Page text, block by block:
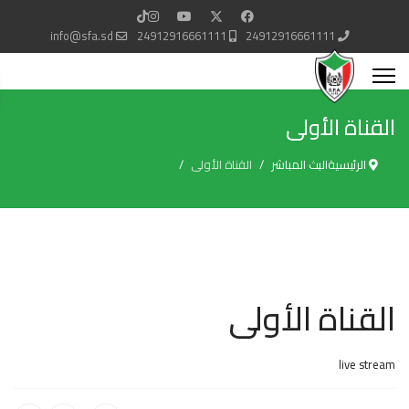
24912916661111
24912916661111
info@sfa.sd
القناة الأولى
الرئيسيةالبث المباشر القناة الأولى
القناة الأولى
live stream